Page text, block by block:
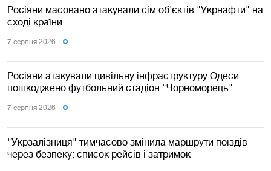
Росіяни масовано атакували сім об'єктів "Укрнафти" на
сході країни
7 серпня 2026
Росіяни атакували цивільну інфраструктуру Одеси:
пошкоджено футбольний стадіон "Чорноморець"
7 серпня 2026
"Укрзалізниця" тимчасово змінила маршрути поїздів
через безпеку: список рейсів і затримок